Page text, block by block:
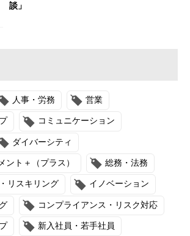
談」
人事・労務 営業
コミュニケーション
ダイバーシティ
ント＋（プラス） 総務・法務
リスキリング イノベーション
コンプライアンス・リスク対応
新入社員・若手社員